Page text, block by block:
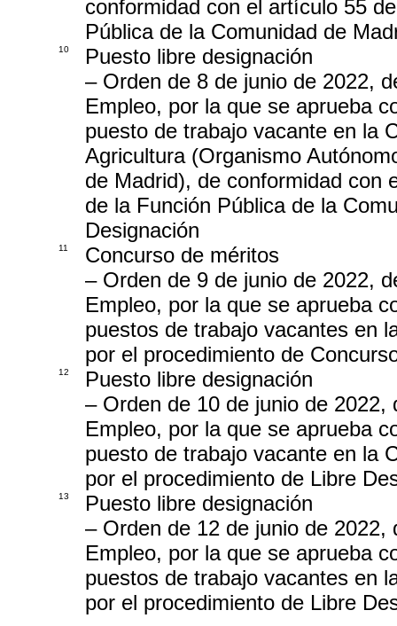
conformidad con el artículo 55
Pública de la Comunidad de
10
Puesto libre designación
– Orden de 8 de junio de 2022,
Empleo, por la que se aprueba
puesto de trabajo vacante en la
Agricultura (Organismo
de Madrid), de conformidad con
de la Función Pública de la
Designación
11
Concurso de méritos
– Orden de 9 de junio de 2022,
Empleo, por la que se aprueba
puestos de trabajo vacantes en
por el procedimiento de
12
Puesto libre designación
– Orden de 10 de junio de
Empleo, por la que se aprueba
puesto de trabajo vacante en la
por el procedimiento de Libre
13
Puesto libre designación
– Orden de 12 de junio de
Empleo, por la que se aprueba
puestos de trabajo vacantes en
por el procedimiento de Libre